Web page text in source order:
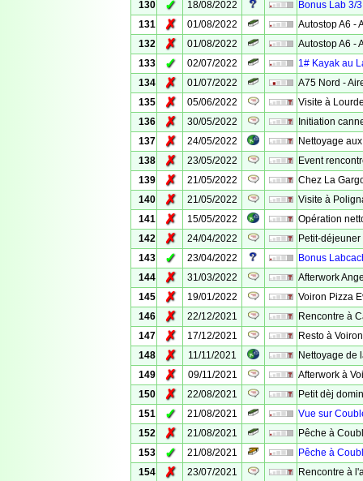
130 ✓ 18/08/2022
Bonus Lab 3/
131
✗ 01/08/2022
Autostop A6 -
132
✗ 01/08/2022
Autostop A6 -
133
✓ 02/07/2022
1# Kayak au
134
✗ 01/07/2022
A75 Nord -
135
✗ 05/06/2022
Visite à
136
✗ 30/05/2022
Initiation
137
✗ 24/05/2022
Nettoyage
138
✗ 23/05/2022
Event
139
✗ 21/05/2022
Chez La
140
✗ 21/05/2022
Visite à
141
✗ 15/05/2022
Opération
142
✗ 24/04/2022
Petit-
143
✓ 23/04/2022
Bonus
144
✗ 31/03/2022
Afterwork
145
✗ 19/01/2022
Voiron Pizza
146
✗ 22/12/2021
Rencontre à
147
✗ 17/12/2021
Resto à
148
✗ 11/11/2021
Nettoyage de
149
✗ 09/11/2021
Afterwork à
150
✗ 22/08/2021
Petit dèj
151
✓ 21/08/2021
Vue sur
152
✗ 21/08/2021
Pêche à
153
✓ 21/08/2021
Pêche à
154
✗ 23/07/2021
Rencontre à